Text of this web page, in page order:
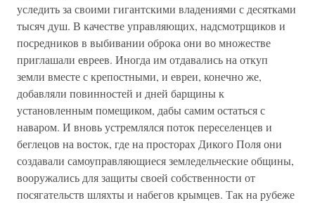
уследить за своими гигантскими владениями с десятками
тысяч душ. В качестве управляющих, надсмотрщиков и
посредников в выбивании оброка они во множестве
приглашали евреев. Иногда им отдавались на откуп
земли вместе с крепостными, и евреи, конечно же,
добавляли повинностей и дней барщины к
установленным помещиком, дабы самим остаться с
наваром. И вновь устремлялся поток переселенцев и
беглецов на восток, где на просторах Дикого Поля они
создавали самоуправляющиеся земледельческие общины,
вооружались для защиты своей собственности от
посягательств шляхты и набегов крымцев. Так на рубеже